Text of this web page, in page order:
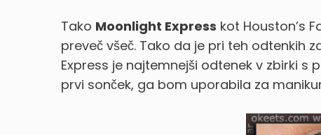
Tako Moonlight Express kot Houston’s
preveč všeč. Tako da je pri teh odtenkih
Express je najtemnejši odtenek v zbirki s
prvi sonček, ga bom uporabila za